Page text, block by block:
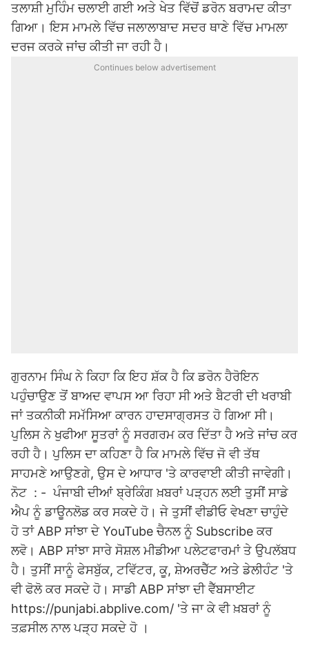
ਤਲਾਸ਼ੀ ਮੁਹਿੰਮ ਚਲਾਈ ਗਈ ਅਤੇ ਖੇਤ ਵਿੱਚੋਂ ਡਰੋਨ ਬਰਾਮਦ ਕੀਤਾ
ਗਿਆ। ਇਸ ਮਾਮਲੇ ਵਿੱਚ ਜਲਾਲਾਬਾਦ ਸਦਰ ਥਾਣੇ ਵਿੱਚ ਮਾਮਲਾ
ਦਰਜ ਕਰਕੇ ਜਾਂਚ ਕੀਤੀ ਜਾ ਰਹੀ ਹੈ।
Continues below advertisement
ਗੁਰਨਾਮ ਸਿੰਘ ਨੇ ਕਿਹਾ ਕਿ ਇਹ ਸ਼ੱਕ ਹੈ ਕਿ ਡਰੋਨ ਹੈਰੋਇਨ
ਪਹੁੰਚਾਉਣ ਤੋਂ ਬਾਅਦ ਵਾਪਸ ਆ ਰਿਹਾ ਸੀ ਅਤੇ ਬੈਟਰੀ ਦੀ ਖਰਾਬੀ
ਜਾਂ ਤਕਨੀਕੀ ਸਮੱਸਿਆ ਕਾਰਨ ਹਾਦਸਾਗ੍ਰਸਤ ਹੋ ਗਿਆ ਸੀ।
ਪੁਲਿਸ ਨੇ ਖੁਫੀਆ ਸੂਤਰਾਂ ਨੂੰ ਸਰਗਰਮ ਕਰ ਦਿੱਤਾ ਹੈ ਅਤੇ ਜਾਂਚ ਕਰ
ਰਹੀ ਹੈ। ਪੁਲਿਸ ਦਾ ਕਹਿਣਾ ਹੈ ਕਿ ਮਾਮਲੇ ਵਿੱਚ ਜੋ ਵੀ ਤੱਥ
ਸਾਹਮਣੇ ਆਉਣਗੇ, ਉਸ ਦੇ ਆਧਾਰ 'ਤੇ ਕਾਰਵਾਈ ਕੀਤੀ ਜਾਵੇਗੀ।
ਨੋਟ : - ਪੰਜਾਬੀ ਦੀਆਂ ਬ੍ਰੇਕਿੰਗ ਖ਼ਬਰਾਂ ਪੜ੍ਹਨ ਲਈ ਤੁਸੀਂ ਸਾਡੇ
ਐਪ ਨੂੰ ਡਾਊਨਲੋਡ ਕਰ ਸਕਦੇ ਹੋ। ਜੇ ਤੁਸੀਂ ਵੀਡੀਓ ਵੇਖਣਾ ਚਾਹੁੰਦੇ
ਹੋ ਤਾਂ ABP ਸਾਂਝਾ ਦੇ YouTube ਚੈਨਲ ਨੂੰ Subscribe ਕਰ
ਲਵੋ। ABP ਸਾਂਝਾ ਸਾਰੇ ਸੋਸ਼ਲ ਮੀਡੀਆ ਪਲੇਟਫਾਰਮਾਂ ਤੇ ਉਪਲੱਬਧ
ਹੈ। ਤੁਸੀਂ ਸਾਨੂੰ ਫੇਸਬੁੱਕ, ਟਵਿੱਟਰ, ਕੂ, ਸ਼ੇਅਰਚੈੱਟ ਅਤੇ ਡੇਲੀਹੰਟ 'ਤੇ
ਵੀ ਫੋਲੋ ਕਰ ਸਕਦੇ ਹੋ। ਸਾਡੀ ABP ਸਾਂਝਾ ਦੀ ਵੈੱਬਸਾਈਟ
https://punjabi.abplive.com/ 'ਤੇ ਜਾ ਕੇ ਵੀ ਖ਼ਬਰਾਂ ਨੂੰ
ਤਫ਼ਸੀਲ ਨਾਲ ਪੜ੍ਹ ਸਕਦੇ ਹੋ ।